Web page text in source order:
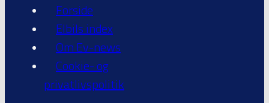
Forside
Elbils index
Om Ev-news
Cookie- og
privatlivspolitik